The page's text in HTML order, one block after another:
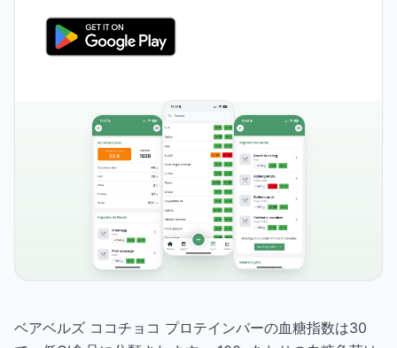
ベアベルズ ココチョコ プロテインバーの血糖指数は30